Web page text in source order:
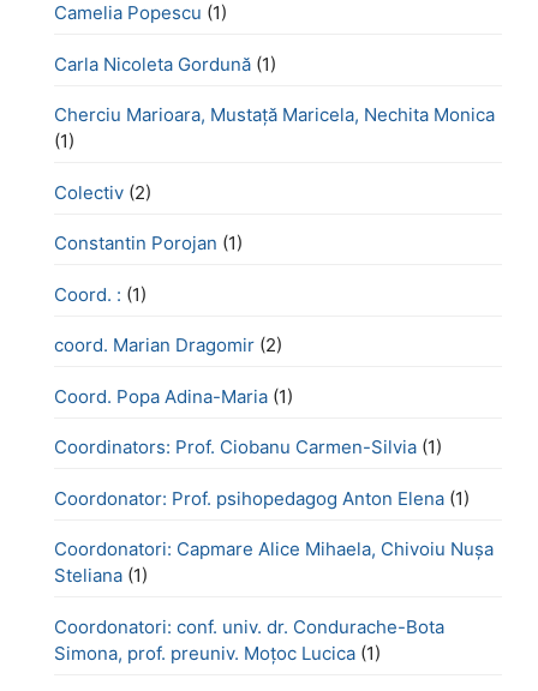
Camelia Popescu (1)
Carla Nicoleta Gordună (1)
Cherciu Marioara, Mustață Maricela, Nechita Monica
(1)
Colectiv (2)
Constantin Porojan (1)
Coord. : (1)
coord. Marian Dragomir (2)
Coord. Popa Adina-Maria (1)
Coordinators: Prof. Ciobanu Carmen-Silvia (1)
Coordonator: Prof. psihopedagog Anton Elena (1)
Coordonatori: Capmare Alice Mihaela, Chivoiu Nușa
Steliana (1)
Coordonatori: conf. univ. dr. Condurache-Bota
Simona, prof. preuniv. Moțoc Lucica (1)